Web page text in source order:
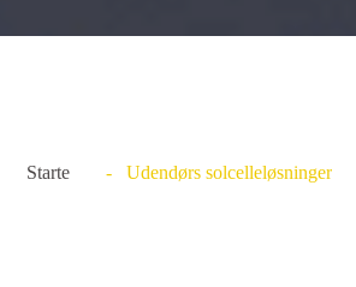
Starte - Udendørs solcelleløsninger